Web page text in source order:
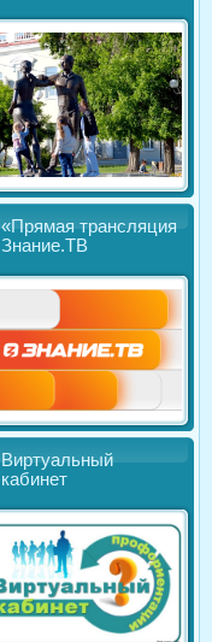
«Прямая трансляция
Знание.ТВ
Виртуальный
кабинет